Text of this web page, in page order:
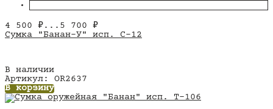
4 500 ₽ ... 5 700 ₽
Сумка "Банан-У" исп. С-12
В наличии
Артикул: OR2637
В корзину